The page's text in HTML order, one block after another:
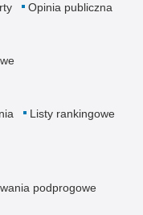
Opinia publiczna
Listy rankingowe
podprogowe